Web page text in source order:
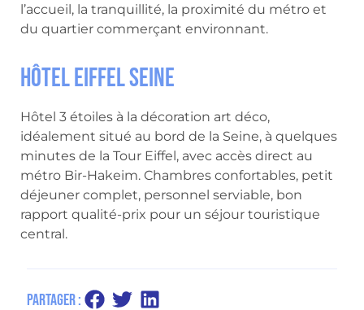
l’accueil, la tranquillité, la proximité du métro et
du quartier commerçant environnant.
Hôtel Eiffel Seine
Hôtel 3 étoiles à la décoration art déco,
idéalement situé au bord de la Seine, à quelques
minutes de la Tour Eiffel, avec accès direct au
métro Bir-Hakeim. Chambres confortables, petit
déjeuner complet, personnel serviable, bon
rapport qualité-prix pour un séjour touristique
central.
Partager :